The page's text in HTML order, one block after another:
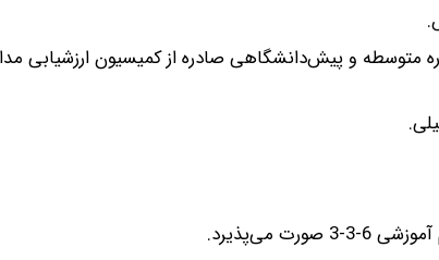
متوسطه و پیش‌دانشگاهی صادره از کمیسیون ارزشیابی
می‌پذیرد.